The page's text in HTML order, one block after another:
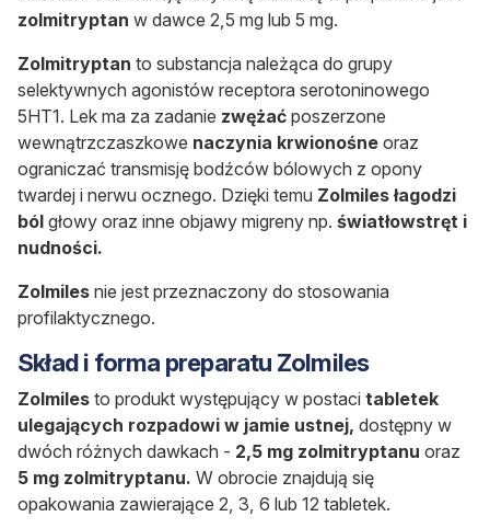
zolmitryptan w dawce 2,5 mg lub 5 mg.
Zolmitryptan to substancja należąca do grupy
selektywnych agonistów receptora serotoninowego
5HT1. Lek ma za zadanie zwężać poszerzone
wewnątrzczaszkowe naczynia krwionośne oraz
ograniczać transmisję bodźców bólowych z opony
twardej i nerwu ocznego. Dzięki temu Zolmiles łagodzi
ból głowy oraz inne objawy migreny np. światłowstręt i
nudności.
Zolmiles nie jest przeznaczony do stosowania
profilaktycznego.
Skład i forma preparatu Zolmiles
Zolmiles to produkt występujący w postaci tabletek
ulegających rozpadowi w jamie ustnej, dostępny w
dwóch różnych dawkach - 2,5 mg zolmitryptanu oraz
5 mg zolmitryptanu. W obrocie znajdują się
opakowania zawierające 2, 3, 6 lub 12 tabletek.